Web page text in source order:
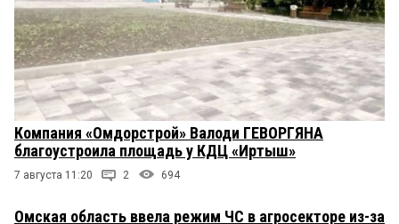
Компания «Омдорстрой» Валоди ГЕВОРГЯНА
благоустроила площадь у КДЦ «Иртыш»
7 августа 11:20 2 694
Омская область ввела режим ЧС в агросекторе из-за